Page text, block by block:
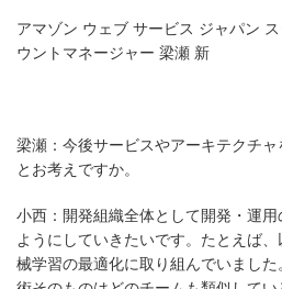
アマゾン ウェブ サービス ジャパン
ウントマネージャー 梁瀬 新
梁瀬：今後サービスやアーキテクチ
とお考えですか。
小西：開発組織全体として開発・運用
ようにしていきたいです。たとえば
械学習の最適化に取り組んでいまし